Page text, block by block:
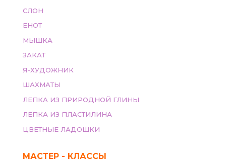
СЛОН
ЕНОТ
МЫШКА
ЗАКАТ
Я-ХУДОЖНИК
ШАХМАТЫ
ЛЕПКА ИЗ ПРИРОДНОЙ ГЛИНЫ
ЛЕПКА ИЗ ПЛАСТИЛИНА
ЦВЕТНЫЕ ЛАДОШКИ
МАСТЕР - КЛАССЫ